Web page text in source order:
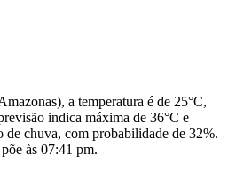
a temperatura é de 25°C,
indica máxima de 36°C e
de chuva, com probabilidade de 32%.
às 07:41 pm.